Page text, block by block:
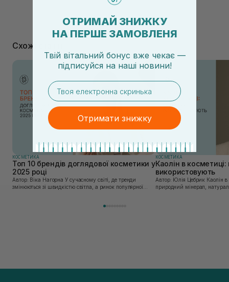
Схожі статті
КОСМЕТИКА
Топ 10 брендів доглядової косметики у
2025 році
Автор: Віка Нагорна У сучасному світі, де тренди
змінюються зі швидкістю світла, а ринок популярної
КОСМЕТИКА
Каолін в
використовують
Автор: Юлія Цебрик Каолін в косметології – це
природний мінерал,
ОТРИМАЙ ЗНИЖКУ
НА ПЕРШЕ ЗАМОВЛЕНЯ
Твій вітальний бонус вже чекає —
підписуйся на наші новини!
email
Отримати знижку